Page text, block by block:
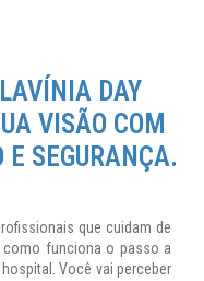
DAY
VISÃO COM
SEGURANÇA.
que cuidam de
como funciona o passo a
Você vai perceber